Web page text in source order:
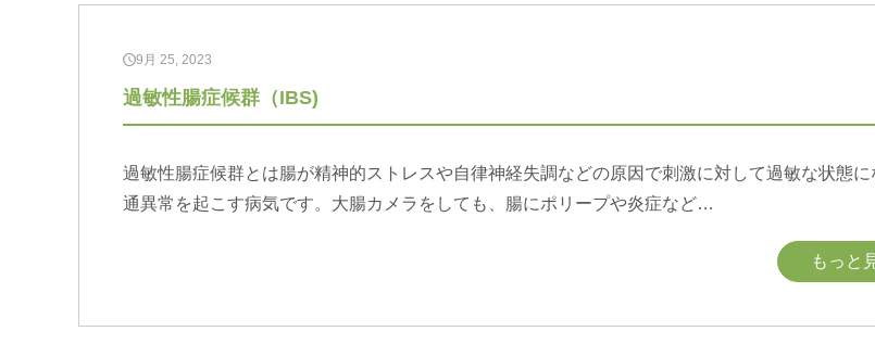
9月 25, 2023
過敏性腸症候群（IBS)
過敏性腸症候群とは腸が精神的ストレスや自律神経失調などの原因で刺激に対して過敏な状態に
通異常を起こす病気です。大腸カメラをしても、腸にポリープや炎症など…
もっと